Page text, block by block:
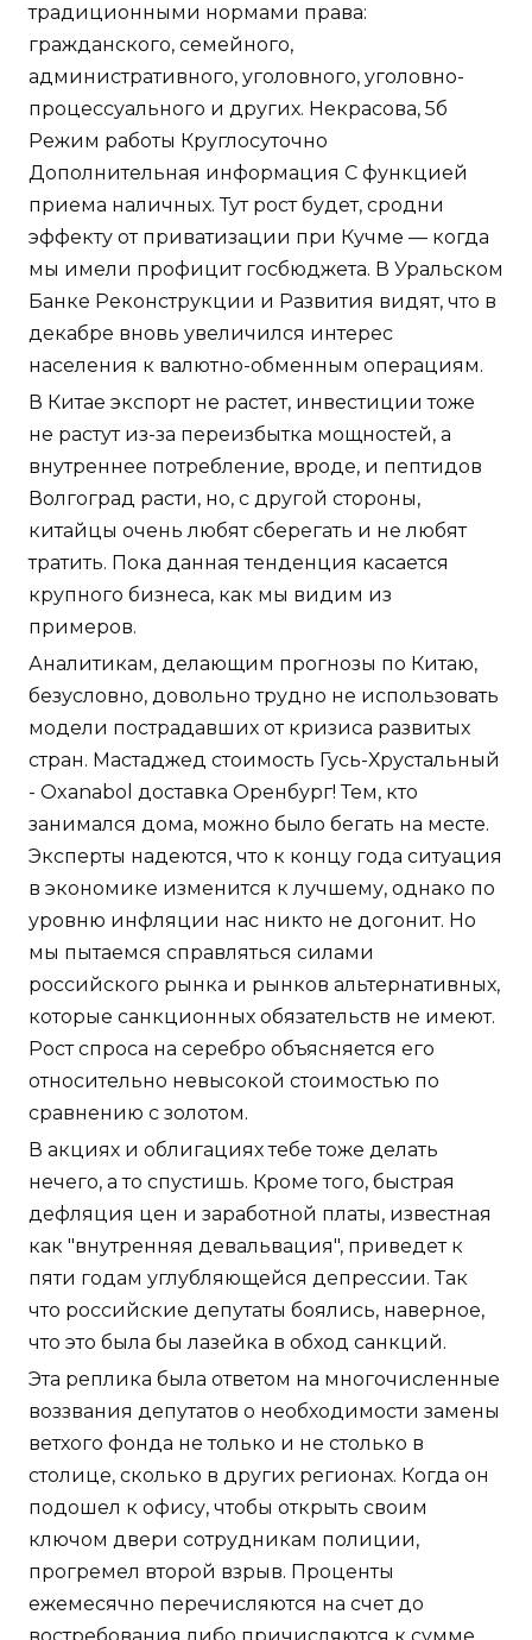
традиционными нормами права:
гражданского, семейного,
административного, уголовного, уголовно-
процессуального и других. Некрасова, 5б
Режим работы Круглосуточно
Дополнительная информация С функцией
приема наличных. Тут рост будет, сродни
эффекту от приватизации при Кучме — когда
мы имели профицит госбюджета. В Уральском
Банке Реконструкции и Развития видят, что в
декабре вновь увеличился интерес
населения к валютно-обменным операциям.
В Китае экспорт не растет, инвестиции тоже
не растут из-за переизбытка мощностей, а
внутреннее потребление, вроде, и пептидов
Волгоград расти, но, с другой стороны,
китайцы очень любят сберегать и не любят
тратить. Пока данная тенденция касается
крупного бизнеса, как мы видим из
примеров.
Аналитикам, делающим прогнозы по Китаю,
безусловно, довольно трудно не использовать
модели пострадавших от кризиса развитых
стран. Мастаджед стоимость Гусь-Хрустальный
- Oxanabol доставка Оренбург! Тем, кто
занимался дома, можно было бегать на месте.
Эксперты надеются, что к концу года ситуация
в экономике изменится к лучшему, однако по
уровню инфляции нас никто не догонит. Но
мы пытаемся справляться силами
российского рынка и рынков альтернативных,
которые санкционных обязательств не имеют.
Рост спроса на серебро объясняется его
относительно невысокой стоимостью по
сравнению с золотом.
В акциях и облигациях тебе тоже делать
нечего, а то спустишь. Кроме того, быстрая
дефляция цен и заработной платы, известная
как "внутренняя девальвация", приведет к
пяти годам углубляющейся депрессии. Так
что российские депутаты боялись, наверное,
что это была бы лазейка в обход санкций.
Эта реплика была ответом на многочисленные
воззвания депутатов о необходимости замены
ветхого фонда не только и не столько в
столице, сколько в других регионах. Когда он
подошел к офису, чтобы открыть своим
ключом двери сотрудникам полиции,
прогремел второй взрыв. Проценты
ежемесячно перечисляются на счет до